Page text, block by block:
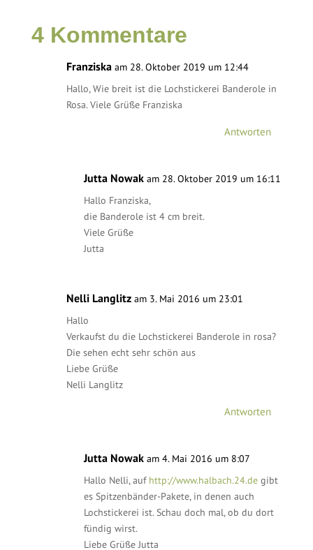
4 Kommentare
Franziska am 28. Oktober 2019 um 12:44
Hallo, Wie breit ist die Lochstickerei Banderole in
Rosa. Viele Grüße Franziska
Antworten
Jutta Nowak am 28. Oktober 2019 um 16:11
Hallo Franziska,
die Banderole ist 4 cm breit.
Viele Grüße
Jutta
Nelli Langlitz am 3. Mai 2016 um 23:01
Hallo
Verkaufst du die Lochstickerei Banderole in rosa?
Die sehen echt sehr schön aus
Liebe Grüße
Nelli Langlitz
Antworten
Jutta Nowak am 4. Mai 2016 um 8:07
Hallo Nelli, auf http://www.halbach.24.degibt
es Spitzenbänder-Pakete, in denen auch
Lochstickerei ist. Schau doch mal, ob du dort
fündig wirst.
Liebe Grüße Jutta